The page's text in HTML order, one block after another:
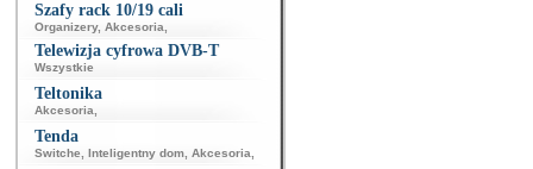
Szafy rack 10/19 cali
Organizery, Akcesoria
Telewizja cyfrowa DVB-T
Wszystkie
Teltonika
Akcesoria
Tenda
Switche Inteligentny dom Akcesoria